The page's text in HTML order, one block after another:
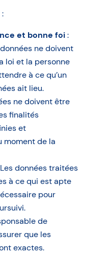
et bonne foi:
ne doivent
loi et la personne
à ce qu’un
ait lieu.
ne doivent être
finalités
et
moment de la
données traitées
à ce qui est apte
pour
de
que les
exactes.